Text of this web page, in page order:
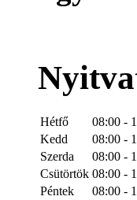
Hétfő
08:00 -
Kedd
08:00 -
Szerda
08:00 -
Csütörtök 08:00 -
Péntek
08:00 -